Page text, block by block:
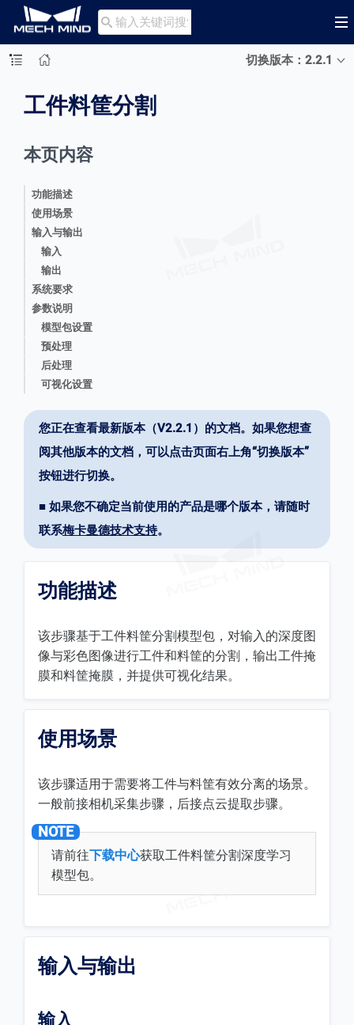

切换版本：2.2.1
工件料筐分割
本页内容
功能描述
使用场景
输入与输出
输入
输出
系统要求
参数说明
模型包设置
预处理
后处理
可视化设置
您正在查看最新版本（V2.2.1）的文档。如果您想查
阅其他版本的文档，可以点击页面右上角“切换版本”
按钮进行切换。
■ 如果您不确定当前使用的产品是哪个版本，请随时
联系梅卡曼德技术支持。
功能描述
该步骤基于工件料筐分割模型包，对输入的深度图
像与彩色图像进行工件和料筐的分割，输出工件掩
膜和料筐掩膜，并提供可视化结果。
使用场景
该步骤适用于需要将工件与料筐有效分离的场景。
一般前接相机采集步骤，后接点云提取步骤。
请前往下载中心获取工件料筐分割深度学习
模型包。
输入与输出
输入